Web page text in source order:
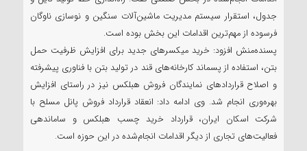
جدول، استقرار سیستم مدیریت ماشین‌آلات سنگین و نوسازی ناوگان
فرسوده از مهم‌ترین اقدامات این بخش بوده است.
پسنده‌منش افزود: خرید میکسر‌های جدید برای افزایش ظرفیت حمل
بتن، استفاده از پسماند کارخانه‌های قند در تولید بتن با فناوری پیشرفته
و اصلاح قرارداد‌های نمایندگان فروش هبلکس نیز در راستای افزایش
بهره‌وری انجام شد. وی ادامه داد: انعقاد قرارداد فروش پانل مسلح با
شرکت اسکان ایران، قرارداد خرید چسب هبلکس و ساماندهی
فعالیت‌های تجاری از دیگر اقدامات انجام‌شده در این حوزه است.